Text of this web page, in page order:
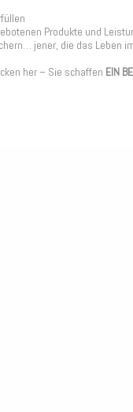
Produkte und
jener, die das Leben
her – Sie schaffen EIN